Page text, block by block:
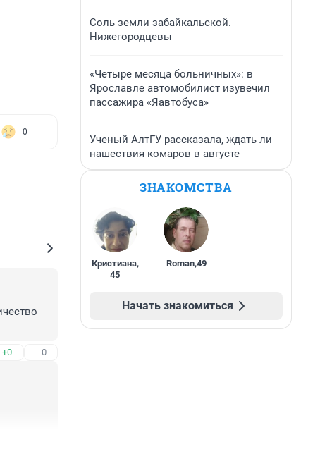
0
+0 –0
Соль земли забайкальской.
Нижегородцевы
«Четыре месяца больничных»: в
Ярославле автомобилист изувечил
пассажира «Яавтобуса»
Ученый АлтГУ рассказала, ждать ли
нашествия комаров в августе
ЗНАКОМСТВА
Кристиана,
45
Roman,49
Начать знакомиться